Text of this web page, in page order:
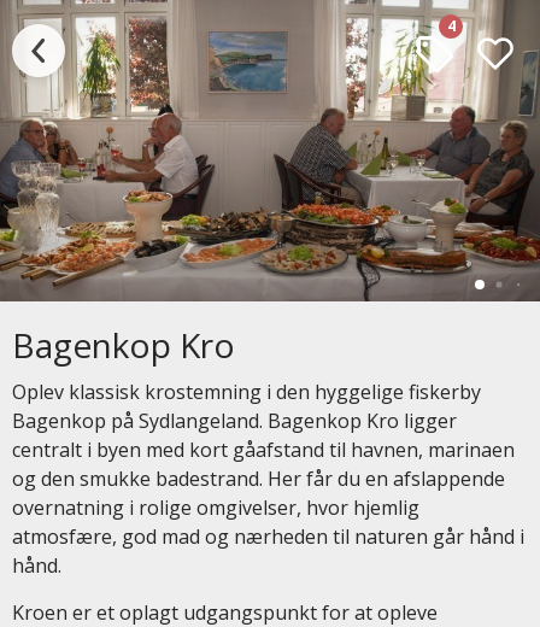
4
Bagenkop Kro
Oplev klassisk krostemning i den hyggelige fiskerby
Bagenkop på Sydlangeland. Bagenkop Kro ligger
centralt i byen med kort gåafstand til havnen, marinaen
og den smukke badestrand. Her får du en afslappende
overnatning i rolige omgivelser, hvor hjemlig
atmosfære, god mad og nærheden til naturen går hånd i
hånd.
Kroen er et oplagt udgangspunkt for at opleve